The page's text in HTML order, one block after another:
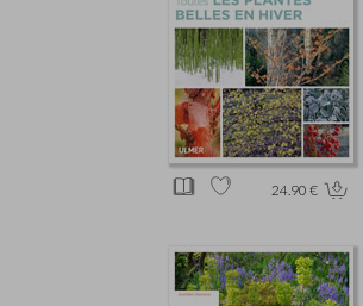
24.90 €